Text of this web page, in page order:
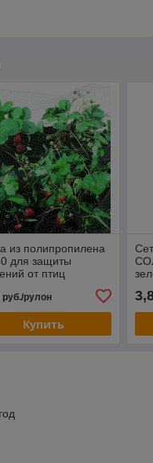
из полипропилена
для защиты
от птиц
руб./рулон
Купить